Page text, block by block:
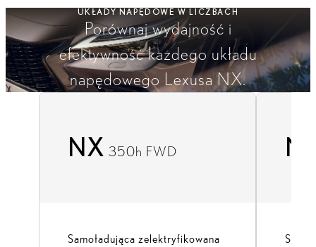
Porównaj wydajność i
efektywność każdego układu
napędowego Lexusa NX.
UKŁADY NAPĘDOWE W LICZBACH
NX 350h FWD
Samoładująca zelektryfikowana